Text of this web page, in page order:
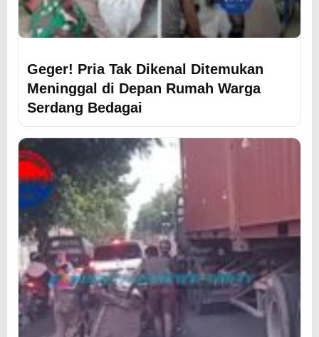
Geger! Pria Tak Dikenal Ditemukan
Meninggal di Depan Rumah Warga
Serdang Bedagai